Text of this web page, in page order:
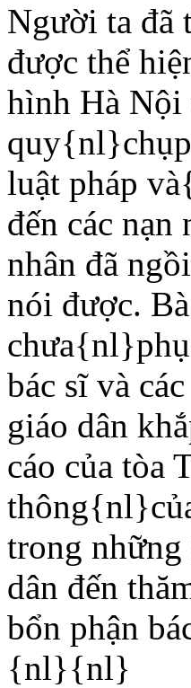
Người ta đã
được thể
hình Hà Nội
luật pháp
đến các
nhân đã
nói được.
bác sĩ và
giáo dân
cáo của tòa
trong
dân đến
bổn phận
{nl}{nl}